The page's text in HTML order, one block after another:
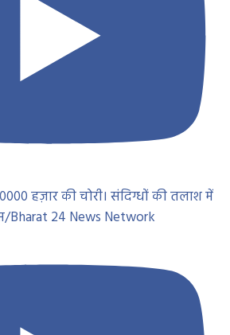
हज़ार की चोरी। संदिग्धों की तलाश में
Bharat 24 News Network